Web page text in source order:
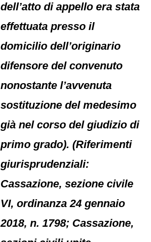
dell’atto di appello era stata
effettuata presso il
domicilio dell’originario
difensore del convenuto
nonostante l’avvenuta
sostituzione del medesimo
già nel corso del giudizio di
primo grado). (Riferimenti
giurisprudenziali:
Cassazione, sezione civile
VI, ordinanza 24 gennaio
2018, n. 1798; Cassazione,